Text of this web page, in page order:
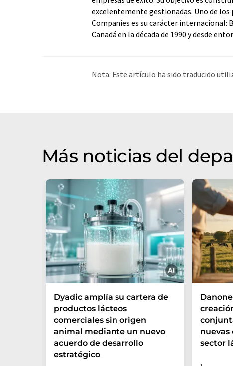
excelentemente gestionadas. Uno de
Companies es su carácter internacional:
Canadá en la década de 1990 y desde
Nota: Este artículo ha sido traducido
Más noticias del
Dyadic amplía su cartera de
productos lácteos
comerciales sin origen
animal mediante un nuevo
acuerdo de desarrollo
estratégico
nuevas
sector